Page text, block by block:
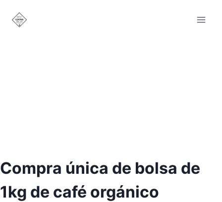
Compra única de bolsa de
1kg de café orgánico